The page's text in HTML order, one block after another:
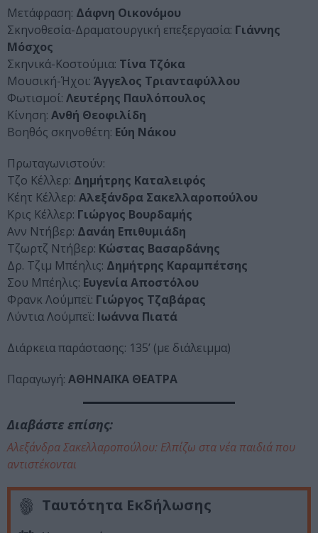
Μετάφραση: Δάφνη Οικονόμου
Σκηνοθεσία-Δραματουργική επεξεργασία: Γιάννης
Μόσχος
Σκηνικά-Κοστούμια: Τίνα Τζόκα
Μουσική-Ήχοι: Άγγελος Τριανταφύλλου
Φωτισμοί: Λευτέρης Παυλόπουλος
Κίνηση: Ανθή Θεοφιλίδη
Βοηθός σκηνοθέτη: Εύη Νάκου
Πρωταγωνιστούν:
Τζο Κέλλερ: Δημήτρης Καταλειφός
Κέητ Κέλλερ: Αλεξάνδρα Σακελλαροπούλου
Κρις Κέλλερ: Γιώργος Βουρδαμής
Ανν Ντήβερ: Δανάη Επιθυμιάδη
Τζωρτζ Ντήβερ: Κώστας Βασαρδάνης
Δρ. Τζιμ Μπέηλις: Δημήτρης Καραμπέτσης
Σου Μπέηλις: Ευγενία Αποστόλου
Φρανκ Λούμπεϊ: Γιώργος Τζαβάρας
Λύντια Λούμπεϊ: Ιωάννα Πιατά
Διάρκεια παράστασης: 135’ (με διάλειμμα)
Παραγωγή: ΑΘΗΝΑΪΚΑ ΘΕΑΤΡΑ
Διαβάστε επίσης:
Αλεξάνδρα Σακελλαροπούλου: Ελπίζω στα νέα παιδιά που
αντιστέκονται
Ταυτότητα Εκδήλωσης